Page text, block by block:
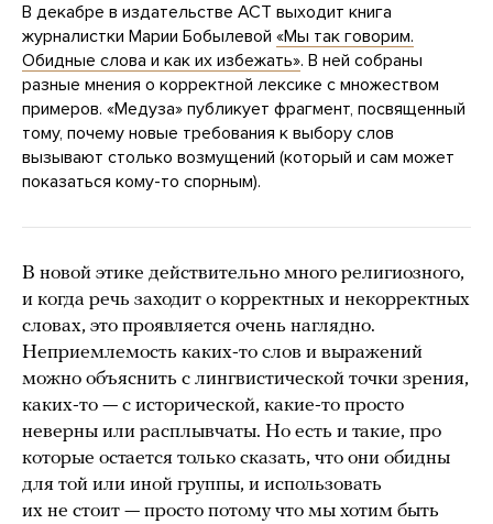
В декабре в издательстве АСТ выходит книга
журналистки Марии Бобылевой «Мы так говорим.
Обидные слова и как их избежать». В ней собраны
разные мнения о корректной лексике с множеством
примеров. «Медуза» публикует фрагмент, посвященный
тому, почему новые требования к выбору слов
вызывают столько возмущений (который и сам может
показаться кому-то спорным).
В новой этике действительно много религиозного,
и когда речь заходит о корректных и некорректных
словах, это проявляется очень наглядно.
Неприемлемость каких-то слов и выражений
можно объяснить с лингвистической точки зрения,
каких-то — с исторической, какие-то просто
неверны или расплывчаты. Но есть и такие, про
которые остается только сказать, что они обидны
для той или иной группы, и использовать
их не стоит — просто потому что мы хотим быть